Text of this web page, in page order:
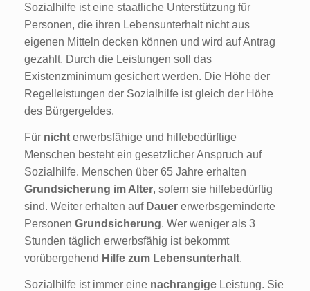
Sozialhilfe ist eine staatliche Unterstützung für
Personen, die ihren Lebensunterhalt nicht aus
eigenen Mitteln decken können und wird auf Antrag
gezahlt. Durch die Leistungen soll das
Existenzminimum gesichert werden. Die Höhe der
Regelleistungen der Sozialhilfe ist gleich der Höhe
des Bürgergeldes.
Für nicht erwerbsfähige und hilfebedürftige
Menschen besteht ein gesetzlicher Anspruch auf
Sozialhilfe. Menschen über 65 Jahre erhalten
Grundsicherung im Alter, sofern sie hilfebedürftig
sind. Weiter erhalten auf Dauer erwerbsgeminderte
Personen Grundsicherung. Wer weniger als 3
Stunden täglich erwerbsfähig ist bekommt
vorübergehend Hilfe zum Lebensunterhalt.
Sozialhilfe ist immer eine nachrangige Leistung. Sie